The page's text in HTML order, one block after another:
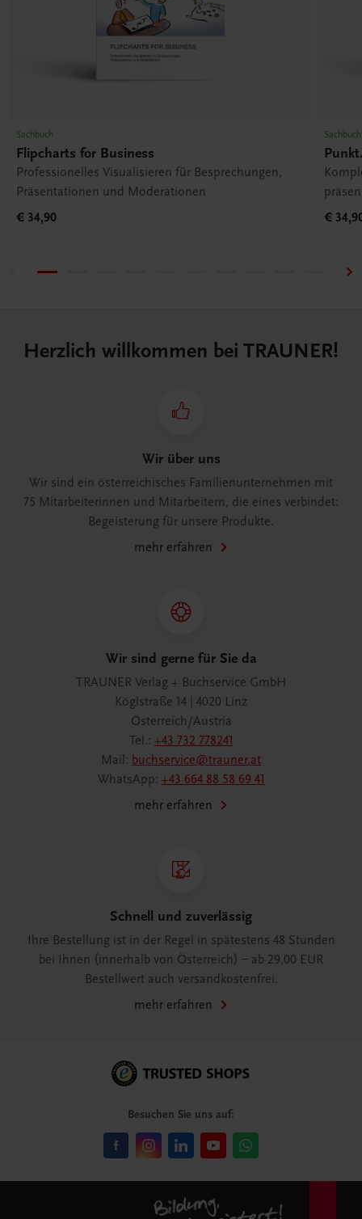
Sachbuch
Flipcharts for Business
Professionelles Visualisieren für Besprechungen,
Präsentationen und Moderationen
€ 34,90
Sachbuch
€
Herzlich willkommen bei TRAUNER!
Wir über uns
Wir sind ein österreichisches Familienunternehmen mit
75 Mitarbeiterinnen und Mitarbeitern, die eines verbindet:
Begeisterung für unsere Produkte.
mehr erfahren
Wir sind gerne für Sie da
TRAUNER Verlag + Buchservice GmbH
Köglstraße 14 | 4020 Linz
Österreich/Austria
Tel.: +43 732 778241
Mail: buchservice@trauner.at
WhatsApp: +43 664 88 58 69 41
mehr erfahren
Schnell und zuverlässig
Ihre Bestellung ist in der Regel in spätestens 48 Stunden
bei Ihnen (innerhalb von Österreich) – ab 29,00 EUR
Bestellwert auch versandkostenfrei.
mehr erfahren
Besuchen Sie uns auf: